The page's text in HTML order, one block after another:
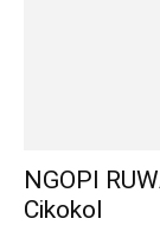
NGOPI
Cikokol